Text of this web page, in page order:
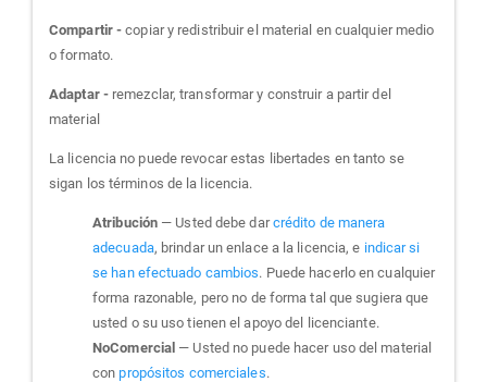
Compartir -copiar y redistribuir el material en cualquier medio
o formato.
Adaptar -remezclar, transformar y construir a partir del
material
La licencia no puede revocar estas libertades en tanto se
sigan los términos de la licencia.
Atribución — Usted debe darcrédito de manera
adecuada, brindar un enlace a la licencia, e indicar si
se han efectuado cambios. Puede hacerlo en cualquier
forma razonable, pero no de forma tal que sugiera que
usted o su uso tienen el apoyo del licenciante.
NoComercial — Usted no puede hacer uso del material
conpropósitos comerciales.